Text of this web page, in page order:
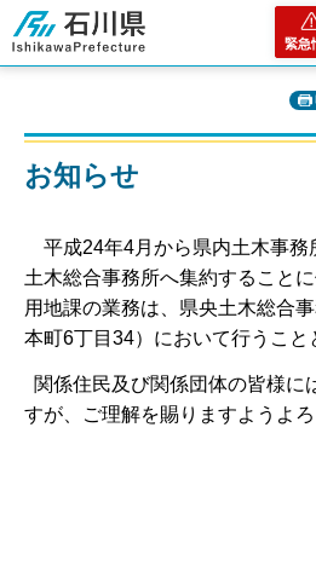
石川県
緊急
お知らせ
平成24年4月から県内土木事務
土木総合事務所へ集約すること
用地課の業務は、県央土木総合
本町6丁目34）において行うこと
関係住民及び関係団体の皆様に
すが、ご理解を賜りますようよろ